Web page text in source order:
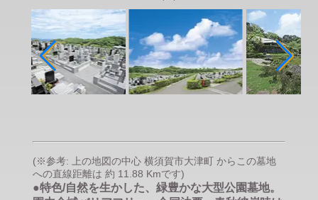
(※参考: 上の地図の中心 横須賀市大津町 からこの墓地
への直線距離は 約 11.88 Kmです)
●特色/自然を生かした、緑豊かな大型公園墓地。